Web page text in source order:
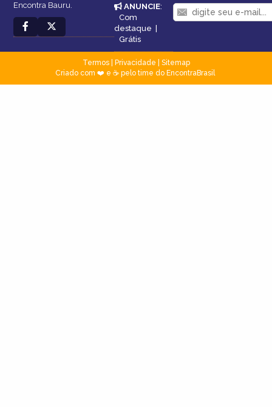
Encontra Bauru.
ANUNCIE:
Com
destaque
Grátis
Termos| Privacidade
Sitemap
Criado com ❤️ e ☕ pelo time do EncontraBrasil